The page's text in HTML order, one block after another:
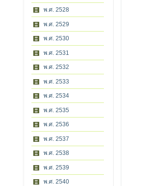
พ.ศ. 2528
พ.ศ. 2529
พ.ศ. 2530
พ.ศ. 2531
พ.ศ. 2532
พ.ศ. 2533
พ.ศ. 2534
พ.ศ. 2535
พ.ศ. 2536
พ.ศ. 2537
พ.ศ. 2538
พ.ศ. 2539
พ.ศ. 2540